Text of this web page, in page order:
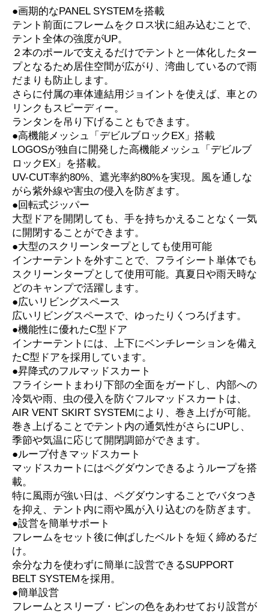
●画期的なPANEL SYSTEMを搭載
テント前面にフレームをクロス状に組み込むことで、
テント全体の強度がUP。
２本のポールで支えるだけでテントと一体化したター
プとなるため居住空間が広がり、湾曲しているので雨
だまりも防止します。
さらに付属の車体連結用ジョイントを使えば、車との
リンクもスピーディー。
ランタンを吊り下げることもできます。
●高機能メッシュ「デビルブロックEX」搭載
LOGOSが独自に開発した高機能メッシュ「デビルブ
ロックEX」を搭載。
UV-CUT率約80%、遮光率約80%を実現。風を通しな
がら紫外線や害虫の侵入を防ぎます。
●回転式ジッパー
大型ドアを開閉しても、手を持ちかえることなく一気
に開閉することができます。
●大型のスクリーンタープとしても使用可能
インナーテントを外すことで、フライシート単体でも
スクリーンタープとして使用可能。真夏日や雨天時な
どのキャンプで活躍します。
●広いリビングスペース
広いリビングスペースで、ゆったりくつろげます。
●機能性に優れたC型ドア
インナーテントには、上下にベンチレーションを備え
たC型ドアを採用しています。
●昇降式のフルマッドスカート
フライシートまわり下部の全面をガードし、内部への
冷気や雨、虫の侵入を防ぐフルマッドスカートは、
AIR VENT SKIRT SYSTEMにより、巻き上げが可能。
巻き上げることでテント内の通気性がさらにUPし、
季節や気温に応じて開閉調節ができます。
●ループ付きマッドスカート
マッドスカートにはペグダウンできるようループを搭
載。
特に風雨が強い日は、ペグダウンすることでバタつき
を抑え、テント内に雨や風が入り込むのを防ぎます。
●設営を簡単サポート
フレームをセット後に伸ばしたベルトを短く締めるだ
け。
余分な力を使わずに簡単に設営できるSUPPORT
BELT SYSTEMを採用。
●簡単設営
フレームとスリーブ・ピンの色をあわせており設営が